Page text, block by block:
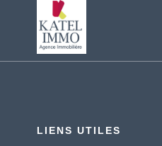
LIENS UTILES